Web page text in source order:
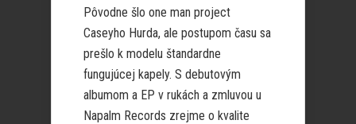
Pôvodne šlo one man project
Caseyho Hurda, ale postupom času sa
prešlo k modelu štandardne
fungujúcej kapely. S debutovým
albumom a EP v rukách a zmluvou u
Napalm Records zrejme o kvalite